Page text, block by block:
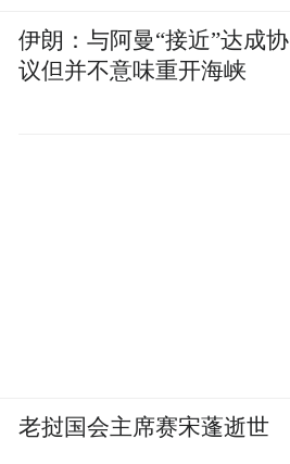
伊朗：与阿曼“接近”达成协
议但并不意味重开海峡
老挝国会主席赛宋蓬逝世